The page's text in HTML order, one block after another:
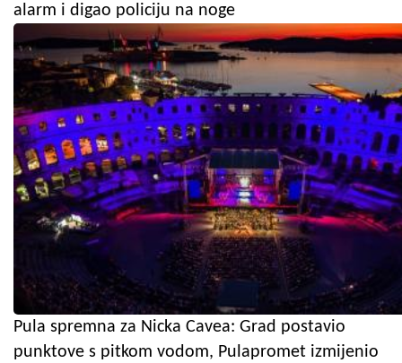
alarm i digao policiju na noge
Pula spremna za Nicka Cavea: Grad postavio
punktove s pitkom vodom, Pulapromet izmijenio